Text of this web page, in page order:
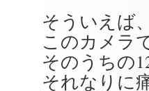
そういえば
このカメラ
そのうちの
それなりに